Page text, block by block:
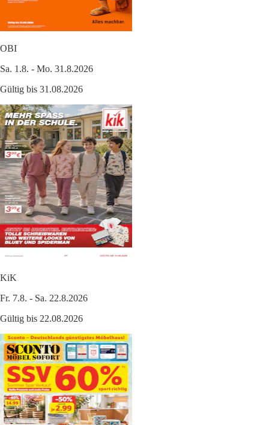
OBI
Sa. 1.8. - Mo. 31.8.2026
Gültig bis 31.08.2026
KiK
Fr. 7.8. - Sa. 22.8.2026
Gültig bis 22.08.2026